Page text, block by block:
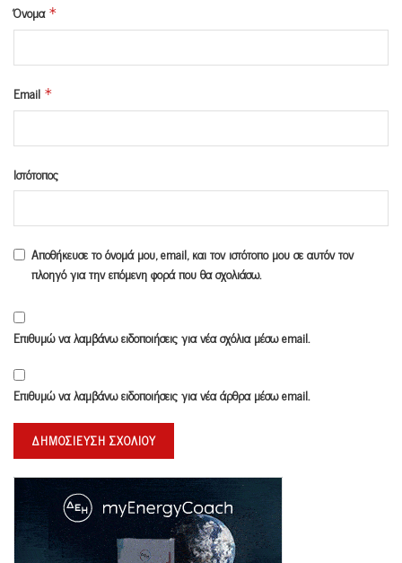
Όνομα *
Email *
Ιστότοπος
Αποθήκευσε το όνομά μου, email, και τον ιστότοπο μου σε αυτόν τον
πλοηγό για την επόμενη φορά που θα σχολιάσω.
Επιθυμώ να λαμβάνω ειδοποιήσεις για νέα σχόλια μέσω email.
Επιθυμώ να λαμβάνω ειδοποιήσεις για νέα άρθρα μέσω email.